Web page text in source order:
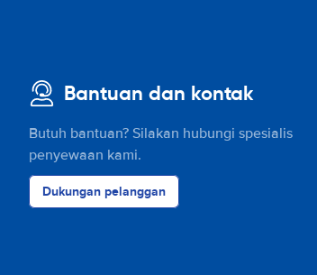
Bantuan dan kontak
Butuh bantuan? Silakan hubungi spesialis
penyewaan kami.
Dukungan pelanggan